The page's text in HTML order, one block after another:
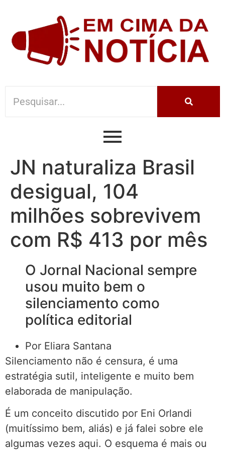
JN naturaliza Brasil
desigual, 104
milhões sobrevivem
com R$ 413 por mês
O Jornal Nacional sempre
usou muito bem o
silenciamento como
política editorial
Por Eliara Santana
Silenciamento não é censura, é uma
estratégia sutil, inteligente e muito bem
elaborada de manipulação.
É um conceito discutido por Eni Orlandi
(muitíssimo bem, aliás) e já falei sobre ele
algumas vezes aqui. O esquema é mais ou